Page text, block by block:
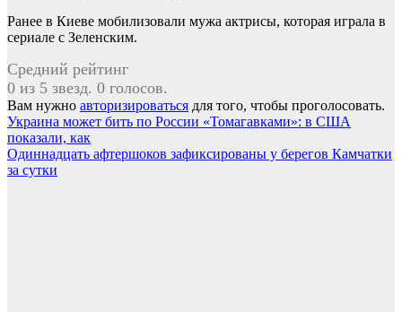
Ранее в Киеве мобилизовали мужа актрисы, которая играла в
сериале с Зеленским.
Средний рейтинг
0 из 5 звезд. 0 голосов.
Вам нужно авторизироваться для того, чтобы проголосовать.
Навигация
по
записям
Украина может бить по России «Томагавками»: в США
показали, как
Одиннадцать афтершоков зафиксированы у берегов Камчатки
за сутки